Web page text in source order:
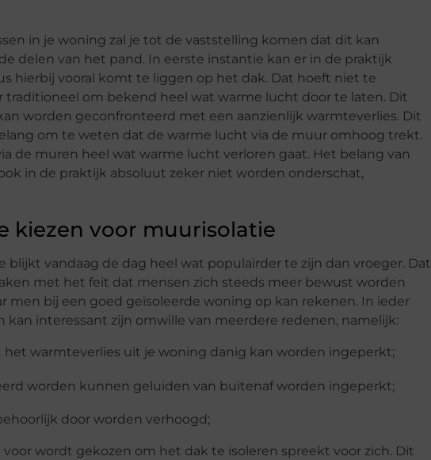
in je woning zal je tot de vaststelling komen dat dit kan
delen van het pand. In eerste instantie kan er in de praktijk
hierbij vooral komt te liggen op het dak. Dat hoeft niet te
traditioneel om bekend heel wat warme lucht door te laten. Dit
worden geconfronteerd met een aanzienlijk warmteverlies. Dit
om te weten dat de warme lucht via de muur omhoog trekt.
de muren heel wat warme lucht verloren gaat. Het belang van
in de praktijk absoluut zeker niet worden onderschat,
kiezen voor muurisolatie
blijkt vandaag de dag heel wat populairder te zijn dan vroeger. Dat
met het feit dat mensen zich steeds meer bewust worden
men bij een goed geïsoleerde woning op kan rekenen. In ieder
kan interessant zijn omwille van meerdere redenen, namelijk:
het warmteverlies uit je woning danig kan worden ingeperkt;
worden kunnen geluiden van buitenaf worden ingeperkt;
door worden verhoogd;
wordt gekozen om het dak te isoleren spreekt voor zich. Dit